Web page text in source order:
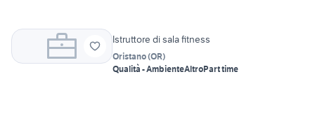
Istruttore di sala fitness
Oristano(OR)
Qualità - AmbienteAltroPart time